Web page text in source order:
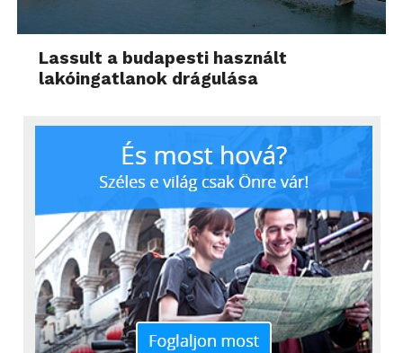
Lassult a budapesti használt
lakóingatlanok drágulása